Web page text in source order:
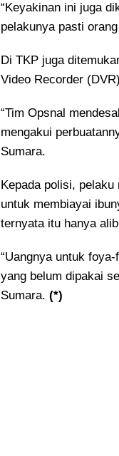
“Keyakinan ini juga
pelakunya pasti
Di TKP juga
Video Recorder
“Tim Opsnal
mengakui
Sumara.
Kepada polisi,
untuk membiayai
ternyata itu hanya
“Uangnya untuk
yang belum dipakai
Sumara.(*)